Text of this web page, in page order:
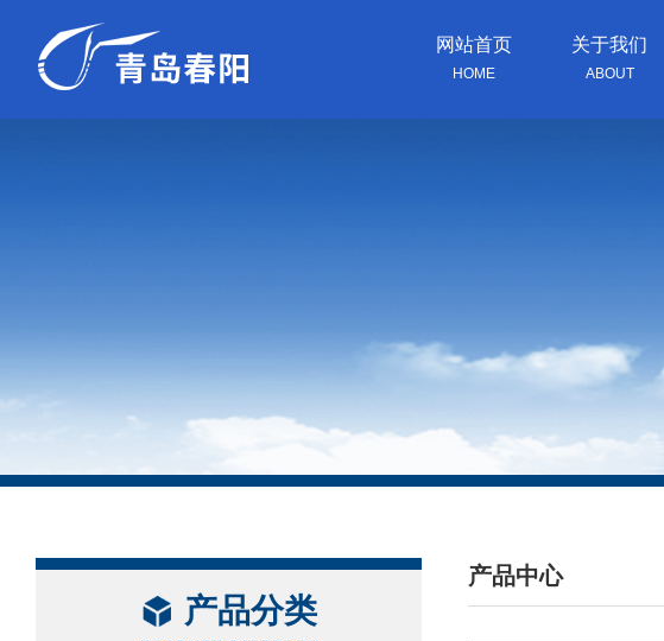
网站首页
HOME
关于我们
ABOUT
产品分类
产品中心
/ PRODUCTS CENTER